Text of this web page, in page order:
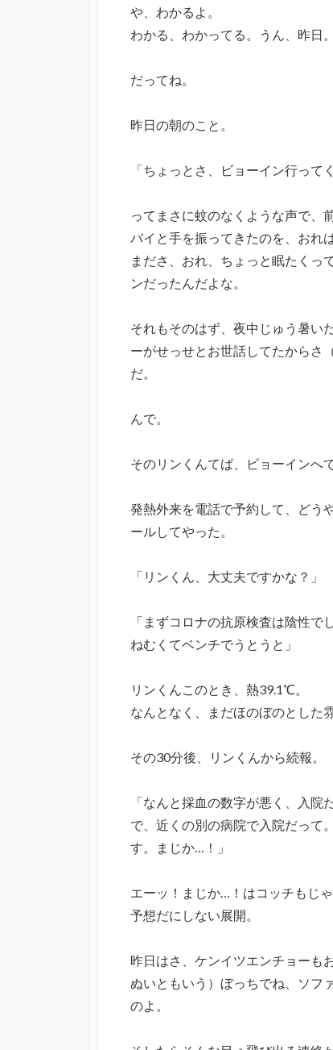
や、わかるよ。
わかる、わかってる。うん、昨日。
だってね。
昨日の朝のこと。
「ちょっとさ、ビョーイン行って
ってまさに蚊のなくような声で、
バイと手を振ってきたのを、おれ
まださ、おれ、ちょっと眠たくっ
ンだったんだよな。
それもそのはず、夜中じゅう暑い
ーがせっせとお世話してたからさ
だ。
んで。
そのリンくんてば、ビョーインへ
発熱外来を電話で予約して、どう
ールしてやった。
「リンくん、大丈夫ですかな？」
「まずコロナの抗原検査は陰性
ねむくてベンチでうとうと」
リンくんこのとき、熱39.1℃。
なんとなく、まだほのぼのとした
その30分後、リンくんから続報。
「なんと採血の数字が悪く、入
で、近くの別の病院で入院だって
す。まじか…！」
エーッ！まじか…！はコッチもじゃ
予想だにしない展開。
昨日はさ、ケンイツエンチョーも
ぬいともいう）ぼっちでね、ソフ
のよ。